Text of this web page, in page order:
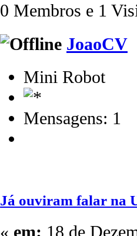
0 Membros e 1
JoaoCV
Mini Robot
Mensagens: 1
Já ouviram falar na